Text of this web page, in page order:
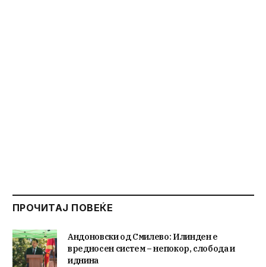
ПРОЧИТАЈ ПОВЕЌЕ
Андоновски од Смилево: Илинден е
вредносен систем – непокор, слобода и
иднина